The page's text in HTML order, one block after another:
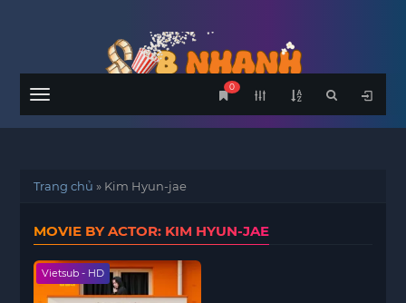
Menu
0
Trang chủ » Kim Hyun-jae
MOVIE BY ACTOR: KIM HYUN-JAE
Vietsub - HD